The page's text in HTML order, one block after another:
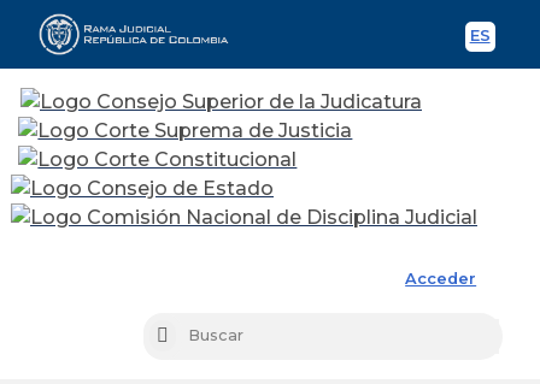
ES
Acceder
Buscar